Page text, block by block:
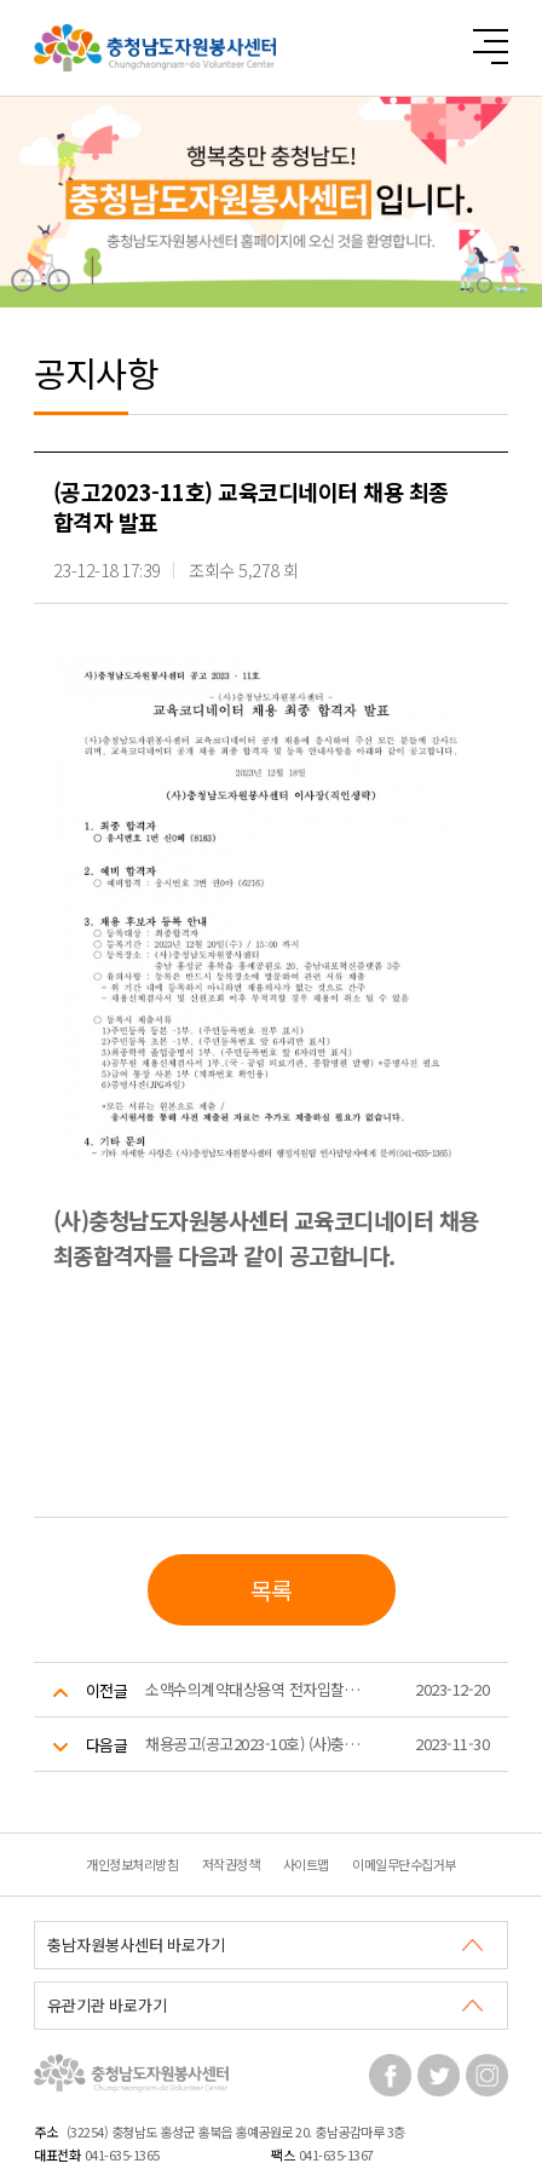
공지사항
(공고2023-11호) 교육코디네이터 채용 최종
합격자 발표
23-12-18 17:39 조회수 5,278 회
(사)충청남도자원봉사센터 교육코디네이터 채용
최종합격자를 다음과 같이 공고합니다.
목록
이전글 소액수의계약대상용역 전자입찰(견적서)제출 공고 - 우수봉사자 모바일플랫폼, 마일리지 통합관리시스템 유지보수 2023-12-20
다음글 채용공고(공고2023-10호) (사)충청남도자원봉사센터 교육코디네이터 채용 공고 2023-11-30
개인정보처리방침 저작권정책 사이트맵 이메일무단수집거부
주소 (32254) 충청남도 홍성군 홍북읍 홍예공원로 20. 충남공감마루 3층
대표전화 041-635-1365 팩스 041-635-1367